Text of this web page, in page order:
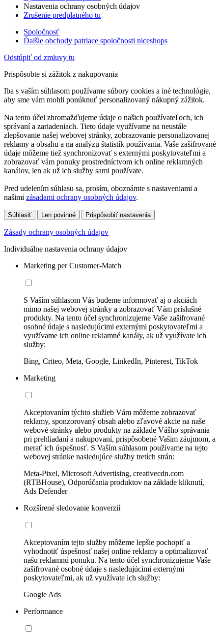
Nastavenia ochrany osobných údajov
Zrušenie predplatného tu
Spoločnosť
Ďalšie obchody patriace spoločnosti niceshops
Odstúpiť od zmluvy tu
Prispôsobte si zážitok z nakupovania
Iba s vaším súhlasom používame súbory cookies a iné technológie,
aby sme vám mohli ponúknuť personalizovaný nákupný zážitok.
Na tento účel zhromažďujeme údaje o našich používateľoch, ich
správaní a zariadeniach. Tieto údaje využívame na neustále
zlepšovanie našej webovej stránky, zobrazovanie personalizovanej
reklamy a obsahu a na analýzu štatistík používania. Vaše zašifrované
údaje môžeme tiež synchronizovať s externými poskytovateľmi a
zobrazovať vám ponuky prostredníctvom ich online reklamných
kanálov, len ak už ich služby sami používate.
Pred udelením súhlasu sa, prosím, oboznámte s nastaveniami a
našimi zásadami ochrany osobných údajov.
Súhlasiť Len povinné Prispôsobiť nastavenia
Zásady ochrany osobných údajov
Individuálne nastavenia ochrany údajov
Marketing per Customer-Match
S Vaším súhlasom Vás budeme informovať aj o akciách
mimo našej webovej stránky a zobrazovať Vám príslušné
produkty. Na tento účel synchronizujeme Vaše zašifrované
osobné údaje s nasledujúcimi externými poskytovateľmi a
využívame ich online reklamné kanály, ak už využívate ich
služby:
Bing, Criteo, Meta, Google, LinkedIn, Pinterest, TikTok
Marketing
Akceptovaním týchto služieb Vám môžeme zobrazovať
reklamy, sponzorovaný obsah alebo zľavové akcie na naše
webové stránky alebo produkty na základe Vášho správania
pri prehliadaní a nakupovaní, prispôsobené Vašim záujmom, a
merať ich úspešnosť. S Vaším súhlasom používame na tejto
webovej stránke nasledujúce služby tretích strán:
Meta-Pixel, Microsoft Advertising, creativecdn.com
(RTBHouse), Odporúčania produktov na základe kliknutí,
Ads Defender
Rozšírené sledovanie konverzií
Akceptovaním tejto služby môžeme lepšie pochopiť a
vyhodnotiť úspešnosť našej online reklamy a optimalizovať
našu reklamnú ponuku. Na tento účel synchronizujeme Vaše
zašifrované osobné údaje s nasledujúcimi externými
poskytovateľmi, ak už využívate ich služby:
Google Ads
Performance